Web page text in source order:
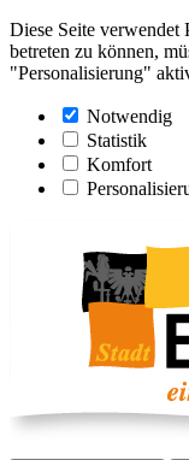
Diese Seite verwendet
betreten zu können,
"Personalisierung"
Notwendig
Statistik
Komfort